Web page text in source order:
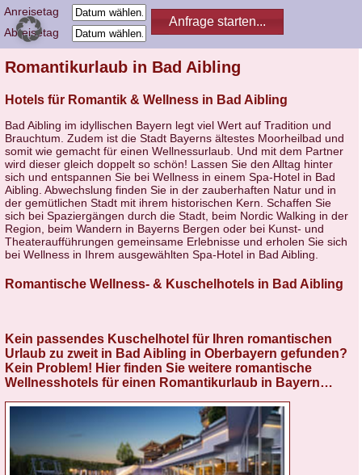
Anreisetag
Abreisetag
Romantikurlaub in Bad Aibling
Hotels für Romantik & Wellness in Bad Aibling
Bad Aibling im idyllischen Bayern legt viel Wert auf Tradition und
Brauchtum. Zudem ist die Stadt Bayerns ältestes Moorheilbad und
somit wie gemacht für einen Wellnessurlaub. Und mit dem Partner
wird dieser gleich doppelt so schön! Lassen Sie den Alltag hinter
sich und entspannen Sie bei Wellness in einem Spa-Hotel in Bad
Aibling. Abwechslung finden Sie in der zauberhaften Natur und in
der gemütlichen Stadt mit ihrem historischen Kern. Schaffen Sie
sich bei Spaziergängen durch die Stadt, beim Nordic Walking in der
Region, beim Wandern in Bayerns Bergen oder bei Kunst- und
Theateraufführungen gemeinsame Erlebnisse und erholen Sie sich
bei Wellness in Ihrem ausgewählten Spa-Hotel in Bad Aibling.
Romantische Wellness- & Kuschelhotels in Bad Aibling
Kein passendes Kuschelhotel für Ihren romantischen
Urlaub zu zweit in Bad Aibling in Oberbayern gefunden?
Kein Problem! Hier finden Sie weitere romantische
Wellnesshotels für einen Romantikurlaub in Bayern…